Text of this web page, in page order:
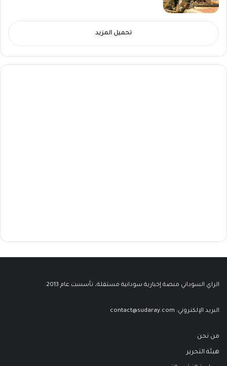
تحميل المزيد
الراي السوداني منصة إخبارية سودانية مستقلة، تأسست عام 2013.
البريد الإلكتروني: contact@sudaray.com
من نحن
هيئة التحرير